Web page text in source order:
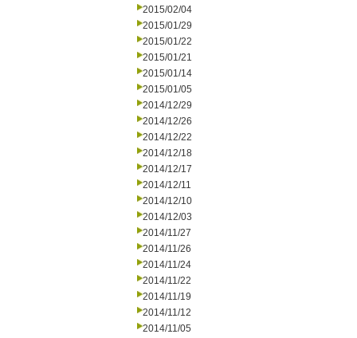
2015/02/04
2015/01/29
2015/01/22
2015/01/21
2015/01/14
2015/01/05
2014/12/29
2014/12/26
2014/12/22
2014/12/18
2014/12/17
2014/12/11
2014/12/10
2014/12/03
2014/11/27
2014/11/26
2014/11/24
2014/11/22
2014/11/19
2014/11/12
2014/11/05